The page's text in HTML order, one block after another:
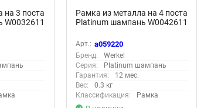
на 3 поста
W0032611
Рамка из металла на 4 поста
Platinum шампань W0042611
Арт.: a059220
Бренд:
Werkel
Серия:
Platinum шампань
Гарантия:
12 мес.
Вес:
0.3 кг
Классификация:
Рамка